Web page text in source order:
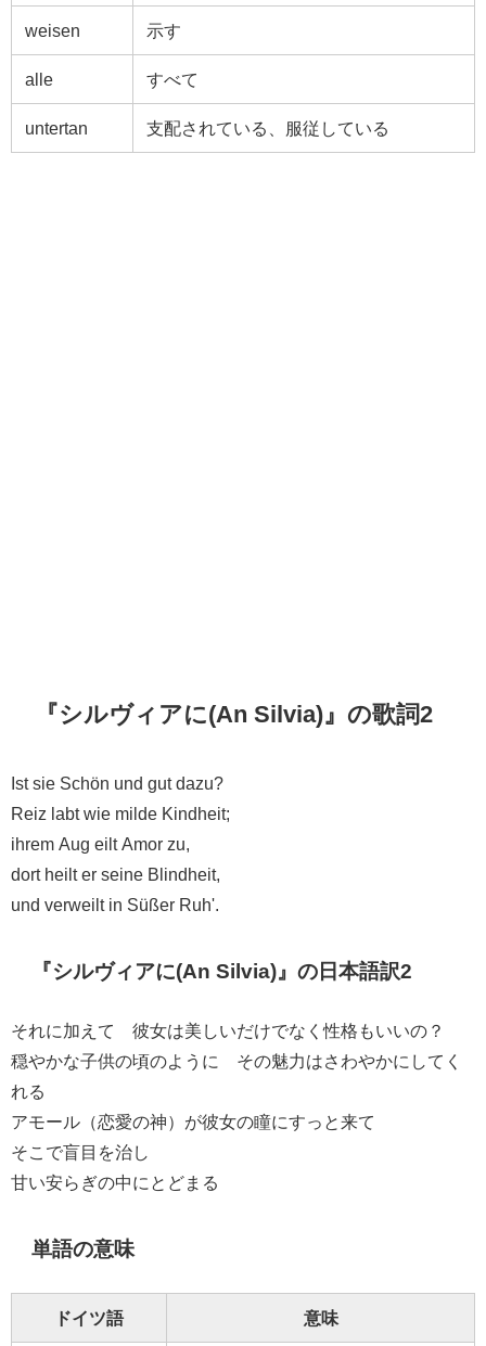
weisen 示す
alle すべて
untertan 支配されている、服従している
『シルヴィアに(An Silvia)』の歌詞2
Ist sie Schön und gut dazu?
Reiz labt wie milde Kindheit;
ihrem Aug eilt Amor zu,
dort heilt er seine Blindheit,
und verweilt in Süßer Ruh'.
『シルヴィアに(An Silvia)』の日本語訳2
それに加えて 彼女は美しいだけでなく性格もいいの？
穏やかな子供の頃のように その魅力はさわやかにしてく
れる
アモール（恋愛の神）が彼女の瞳にすっと来て
そこで盲目を治し
甘い安らぎの中にとどまる
単語の意味
ドイツ語 意味